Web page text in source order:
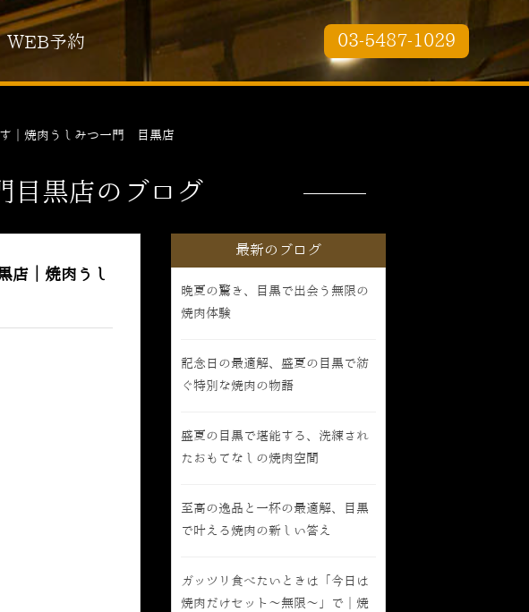
WEB予約 03-5487-1029
｜焼肉うしみつ一門 目黒店
目黒店のブログ
店｜焼肉うし
最新のブログ
晩夏の驚き、目黒で出会う無限の
焼肉体験
記念日の最適解、盛夏の目黒で紡
ぐ特別な焼肉の物語
盛夏の目黒で堪能する、洗練され
たおもてなしの焼肉空間
至高の逸品と一杯の最適解、目黒
で叶える焼肉の新しい答え
ガッツリ食べたいときは「今日は
焼肉だけセット〜無限〜」で｜焼